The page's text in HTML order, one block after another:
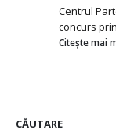
Centrul
concurs
Citește mai
CĂUTARE